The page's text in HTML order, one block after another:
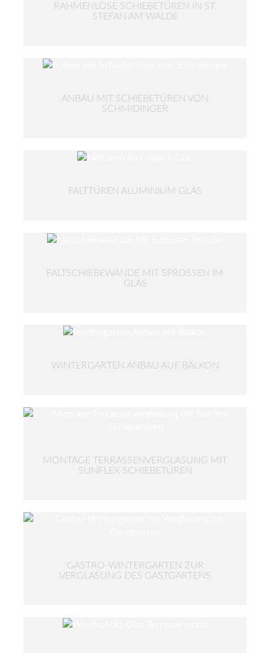
RAHMENLOSE SCHIEBETÜREN IN ST.
STEFAN AM WALDE
ANBAU MIT SCHIEBETÜREN VON
SCHMIDINGER
FALTTÜREN ALUMINIUM GLAS
FALTSCHIEBEWÄNDE MIT SPROSSEN IM
GLAS
WINTERGARTEN ANBAU AUF BALKON
MONTAGE TERRASSENVERGLASUNG MIT
SUNFLEX SCHIEBETÜREN
GASTRO-WINTERGARTEN ZUR
VERGLASUNG DES GASTGARTENS